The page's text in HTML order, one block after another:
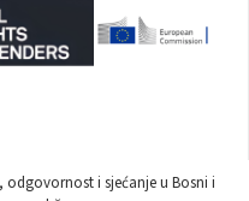
odgovornost i sjećanje u Bosni i